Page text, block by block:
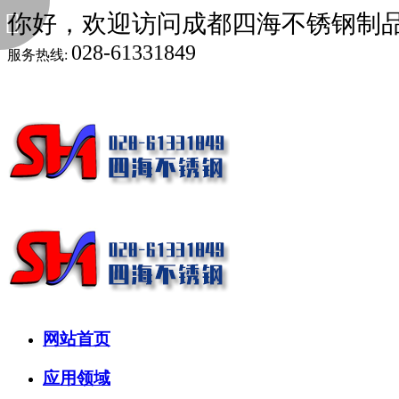
你好，欢迎访问成都四海不锈钢制
服务热线: 028-61331849
网站首页
应用领域